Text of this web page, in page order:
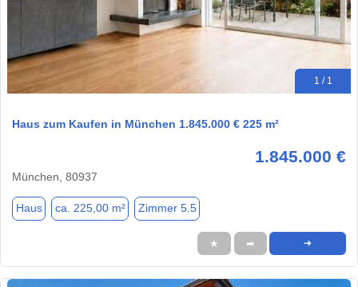
1 / 1
Haus zum Kaufen in München 1.845.000 € 225 m²
1.845.000 €
München, 80937
Haus ca. 225,00 m² Zimmer 5.5
★ ➦ ➜